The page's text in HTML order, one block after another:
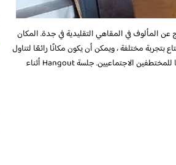
المألوف في المقاهي التقليدية في جدة. المكان
بتجربة مختلفة ، ويمكن أن يكون مكانًا رائعًا لتناول
الإفطار والقهوة وكوكتيل لطيف لمحبي الصباح ويمكن أن يكون مكانًا مزدحمًا للمختطفين الاجتماعيين. جلسة Hangout أثناء